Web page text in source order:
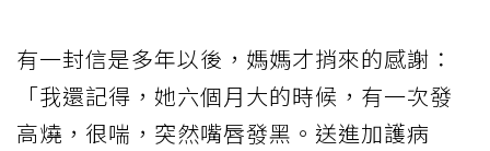
有一封信是多年以後，媽媽才捎來的感謝：
「我還記得，她六個月大的時候，有一次發
高燒，很喘，突然嘴唇發黑。送進加護病